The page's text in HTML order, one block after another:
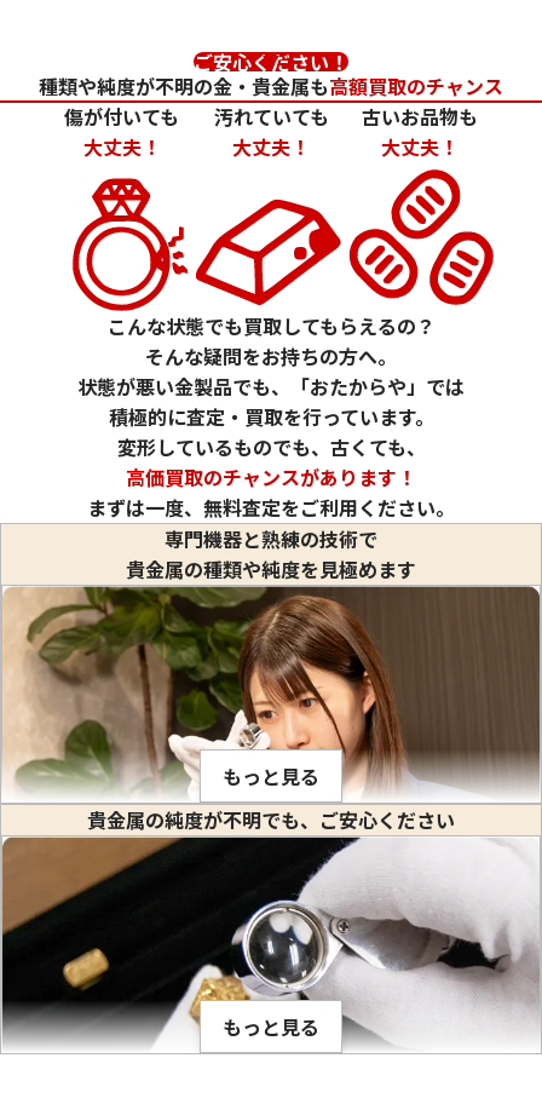
ご安心ください！
種類や純度が不明の金・貴金属も高額買取のチャンス
傷が付いても
大丈夫！
汚れていても
大丈夫！
古いお品物も
大丈夫！
こんな状態でも買取してもらえるの？
そんな疑問をお持ちの方へ。
状態が悪い金製品でも、「おたからや」では
積極的に査定・買取を行っています。
変形しているものでも、古くても、
高価買取のチャンスがあります！
まずは一度、無料査定をご利用ください。
専門機器と熟練の技術で
貴金属の種類や純度を見極めます
金や白金などの貴金属はそれぞれ固有の比重値を持っていま
す。比重とは、私達が生活している場所で(常温、常圧で)その
物質の1立方センチメートル当りの重量のことをいいます。(※
物質を1センチ角のサイの目状に切った時のその重さ) 1立方セ
ンチメートルあたり何グラムかは、金属ごとに異なり、K18や
PT900のように何種類かの貴金属を混ぜ合わせて作った合金
でも、その混合比率が解っているので比重が計算出来ます。こ
もっと見る
貴金属の純度が不明でも、ご安心ください
もっと見る